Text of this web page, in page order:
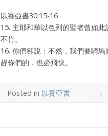
以賽亞書30:15-16
15. 主耶和華以色列的聖者曾如
不肯。
16. 你們卻說：不然，我們要騎
趕你們的，也必飛快。
Posted in以賽亞書